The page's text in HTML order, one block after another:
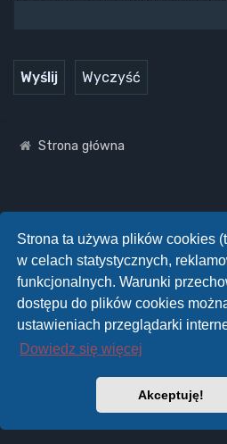
Strona ta używa plików cookies
w celach statystycznych,
funkcjonalnych. Warunki
dostępu do plików cookies
ustawieniach przeglądarki
Dowiedz się więcej
Akceptuję!
Strona główna